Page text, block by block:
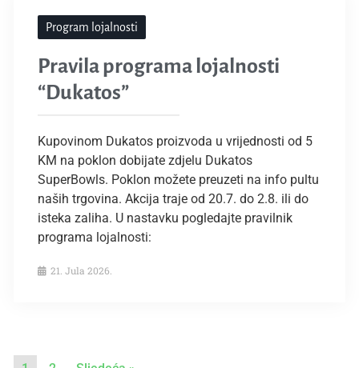
Program lojalnosti
Pravila programa lojalnosti
“Dukatos”
Kupovinom Dukatos proizvoda u vrijednosti od 5
KM na poklon dobijate zdjelu Dukatos
SuperBowls. Poklon možete preuzeti na info pultu
naših trgovina. Akcija traje od 20.7. do 2.8. ili do
isteka zaliha. U nastavku pogledajte pravilnik
programa lojalnosti:
21. Jula 2026.